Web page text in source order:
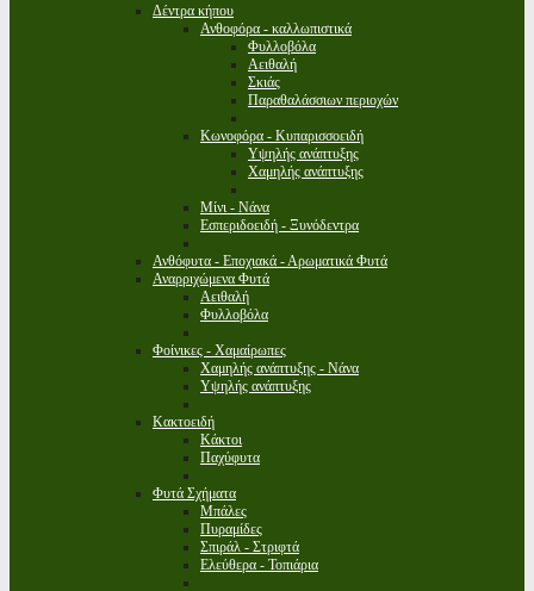
Δέντρα κήπου
Ανθοφόρα - καλλωπιστικά
Φυλλοβόλα
Αειθαλή
Σκιάς
Παραθαλάσσιων περιοχών
Κωνοφόρα - Κυπαρισσοειδή
Υψηλής ανάπτυξης
Χαμηλής ανάπτυξης
Μίνι - Νάνα
Εσπεριδοειδή - Ξυνόδεντρα
Ανθόφυτα - Εποχιακά - Αρωματικά Φυτά
Αναρριχώμενα Φυτά
Αειθαλή
Φυλλοβόλα
Φοίνικες - Χαμαίρωπες
Χαμηλής ανάπτυξης - Νάνα
Υψηλής ανάπτυξης
Κακτοειδή
Κάκτοι
Παχύφυτα
Φυτά Σχήματα
Μπάλες
Πυραμίδες
Σπιράλ - Στριφτά
Ελεύθερα - Τοπιάρια